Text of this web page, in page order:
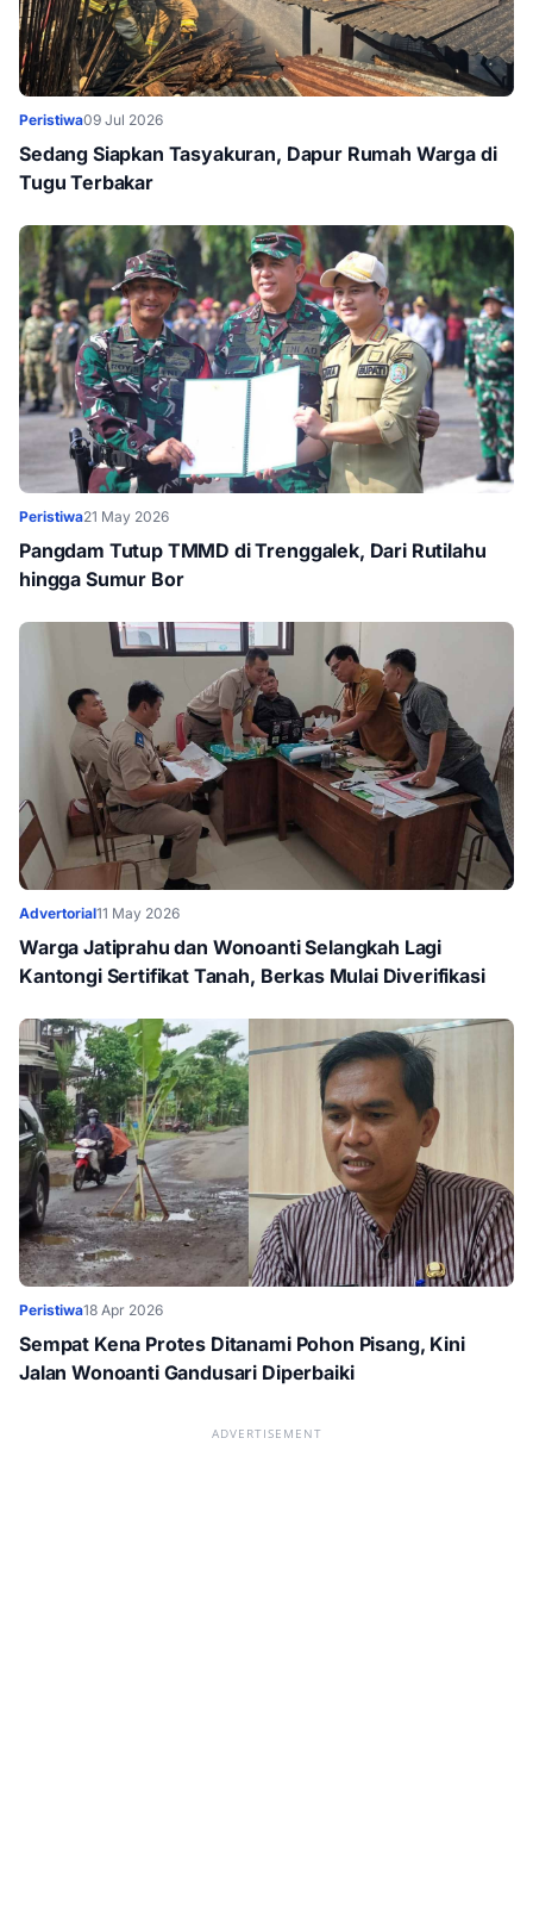
Peristiwa09 Jul 2026
Sedang Siapkan Tasyakuran, Dapur Rumah Warga di
Tugu Terbakar
Peristiwa21 May 2026
Pangdam Tutup TMMD di Trenggalek, Dari Rutilahu
hingga Sumur Bor
Advertorial11 May 2026
Warga Jatiprahu dan Wonoanti Selangkah Lagi
Kantongi Sertifikat Tanah, Berkas Mulai Diverifikasi
Peristiwa18 Apr 2026
Sempat Kena Protes Ditanami Pohon Pisang, Kini
Jalan Wonoanti Gandusari Diperbaiki
ADVERTISEMENT